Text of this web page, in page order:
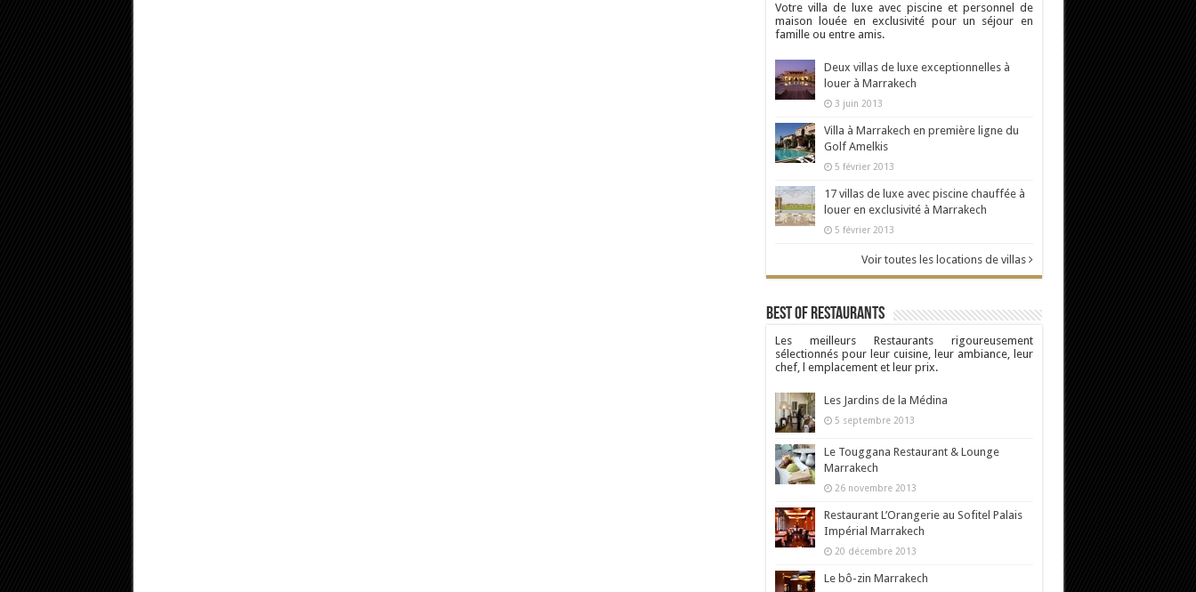
Votre villa de luxe avec piscine et personnel de
maison louée en exclusivité pour un séjour en
famille ou entre amis.
Deux villas de luxe exceptionnelles à
louer à Marrakech
3 juin 2013
Villa à Marrakech en première ligne du
Golf Amelkis
5 février 2013
17 villas de luxe avec piscine chauffée à
louer en exclusivité à Marrakech
5 février 2013
Voir toutes les locations de villas
Best Of Restaurants
Les meilleurs Restaurants rigoureusement
sélectionnés pour leur cuisine, leur ambiance, leur
chef, l emplacement et leur prix.
Les Jardins de la Médina
5 septembre 2013
Le Touggana Restaurant & Lounge
Marrakech
26 novembre 2013
Restaurant L’Orangerie au Sofitel Palais
Impérial Marrakech
20 décembre 2013
Le bô-zin Marrakech